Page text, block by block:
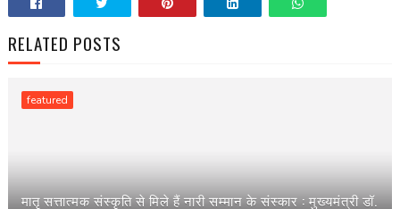
RELATED POSTS
featured
मातृ सत्तात्मक संस्कृति से मिले हैं नारी सम्मान के संस्कार : मुख्यमंत्री डॉ.